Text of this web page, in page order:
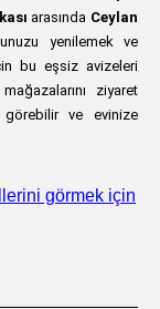
arasında Ceylan
yenilemek ve
bu eşsiz avizeleri
ziyaret
ve evinize
görmek için